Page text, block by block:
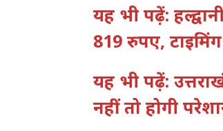
यह भी पढ़ें:
819 रुपए,
यह भी पढ़ें:
नहीं तो होगी